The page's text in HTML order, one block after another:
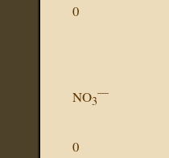
0
NO3
—
0